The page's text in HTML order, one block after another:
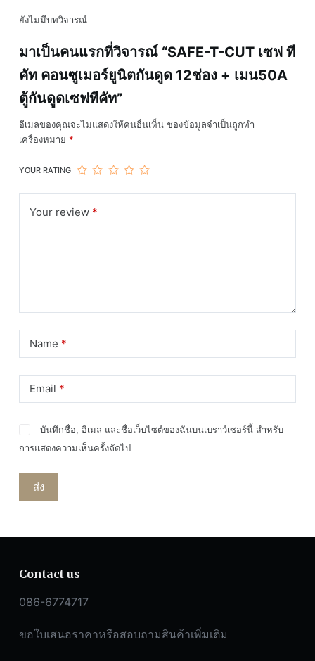
ตู้
ดูด
เซฟ
ที
คัท
ชิ้น
ยังไม่มีบทวิจารณ์
มาเป็นคนแรกที่วิจารณ์ “SAFE-T-CUT เซฟ ที
คัท คอนซูเมอร์ยูนิตกันดูด 12ช่อง + เมน50A
ตู้กันดูดเซฟทีคัท”
อีเมลของคุณจะไม่แสดงให้คนอื่นเห็น ช่องข้อมูลจำเป็นถูกทำ
เครื่องหมาย *
YOUR RATING
Your review*
Name *
Email *
บันทึกชื่อ, อีเมล และชื่อเว็บไซต์ของฉันบนเบราว์เซอร์นี้ สำหรับ
การแสดงความเห็นครั้งถัดไป
ส่ง
Contact us
086-6774717
ขอใบเสนอราคาหรือสอบถามสินค้าเพิ่มเติม